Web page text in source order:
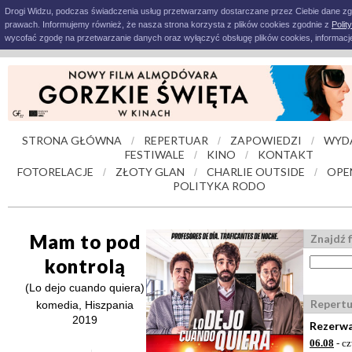
Drogi Widzu, podczas świadczenia usług przetwarzamy dostarczane przez Ciebie dane
prawach. Informujemy również, że nasza strona korzysta z plików cookies zgodnie z
wycofać zgodę na przetwarzanie danych oraz wyłączyć obsługę plików cookies,
STRONA GŁÓWNA / REPERTUAR / ZAPOWIEDZI /
FESTIWALE
/ KINO /
KONTAKT
FOTORELACJE
/ ZŁOTY GLAN / CHARLIE OUTSIDE /
POLITYKA RODO
Mam to pod
kontrolą
(Lo dejo cuando quiera)
komedia, Hiszpania
2019
Znajdź
06.08 -